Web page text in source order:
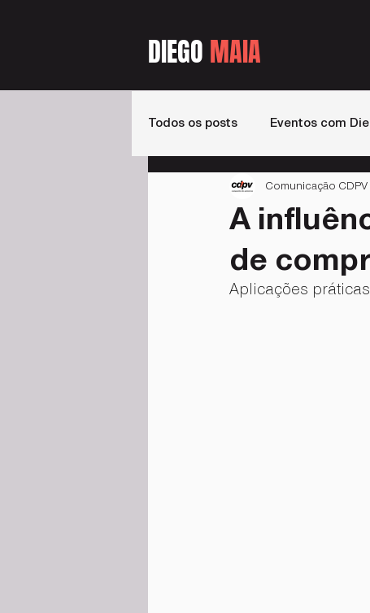
DIEGO MAIA
Todos os posts Eventos com
Livros
A
de
Comunicação CDPV
Aplicações